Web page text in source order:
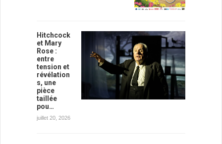
Hitchcock
et Mary
Rose :
entre
tension et
révélation
s, une
pièce
taillée
pou…
juillet 20, 2026